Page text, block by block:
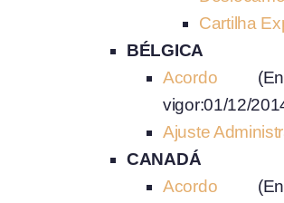
Cartilha
BÉLGICA
Acordo
vigor:01/12/
Ajuste
CANADÁ
Acordo